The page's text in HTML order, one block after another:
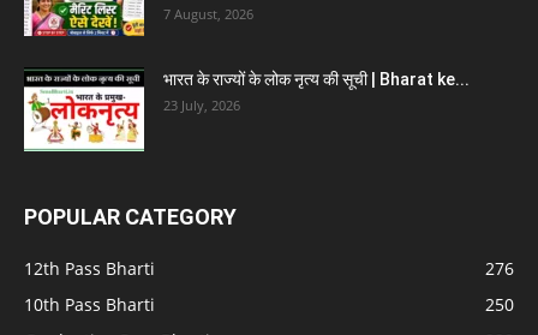
7 August, 2026
भारत के राज्यों के लोक नृत्य की सूची | Bharat ke...
23 July, 2026
POPULAR CATEGORY
12th Pass Bharti
276
10th Pass Bharti
250